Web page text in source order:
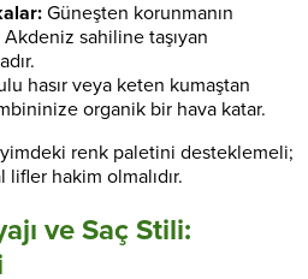
Güneşten korunmanın
sahiline taşıyan
hasır veya keten kumaştan
organik bir hava katar.
renk paletini desteklemeli;
hakim olmalıdır.
ve Saç Stili: